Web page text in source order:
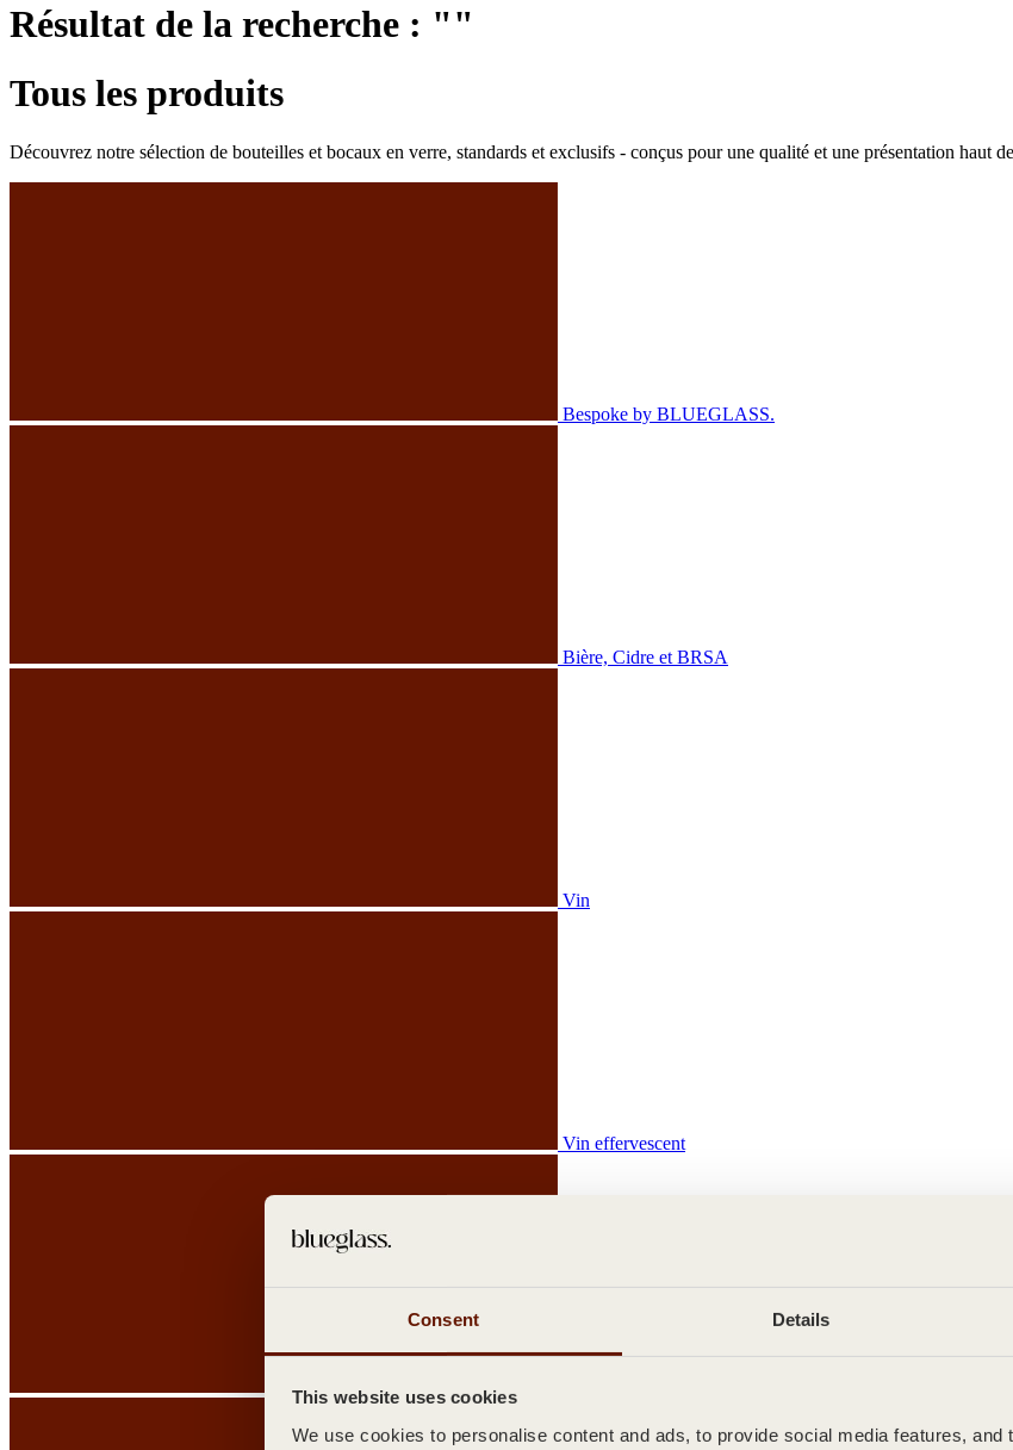
Consent Details
This website uses cookies
We use cookies to personalise content and ads, to provide social media features,
Résultat de la recherche : ""
Tous les produits
Découvrez notre sélection de bouteilles et bocaux en verre, standards et exclusifs - conçus pour une qualité et une présentation haut
Bespoke by BLUEGLASS.
Bière, Cidre et BRSA
Vin
Vin effervescent